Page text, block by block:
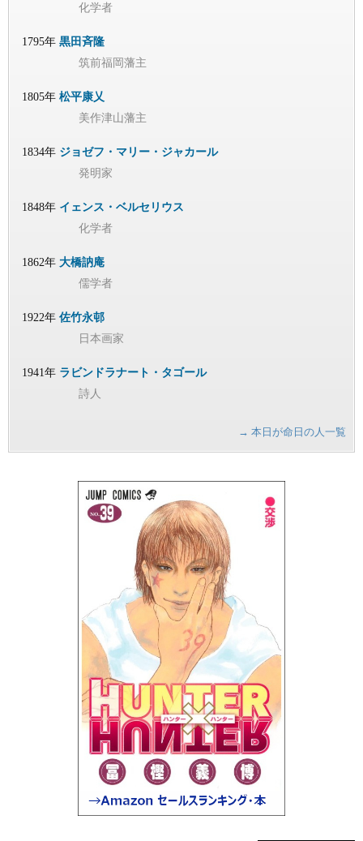
化学者
1795年 黒田斉隆
筑前福岡藩主
1805年 松平康乂
美作津山藩主
1834年 ジョゼフ・マリー・ジャカール
発明家
1848年 イェンス・ベルセリウス
化学者
1862年 大橋訥庵
儒学者
1922年 佐竹永邨
日本画家
1941年 ラビンドラナート・タゴール
詩人
→ 本日が命日の人一覧